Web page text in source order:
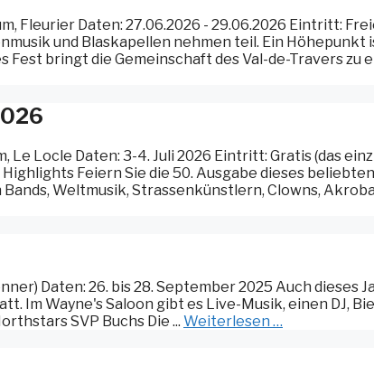
Fleurier Daten: 27.06.2026 - 29.06.2026 Eintritt:
und Blaskapellen nehmen teil. Ein Höhepunkt
bringt die Gemeinschaft des Val-de-Travers zu
Locle Daten: 3-4. Juli 2026 Eintritt: Gratis (das
Feiern Sie die 50. Ausgabe dieses beliebten
Weltmusik, Strassenkünstlern, Clowns,
Daten: 26. bis 28. September 2025 Auch dieses
Im Wayne's Saloon gibt es Live-Musik, einen DJ,
SVP Buchs Die ... Weiterlesen …